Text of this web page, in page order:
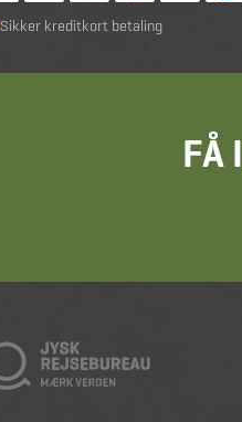
Sikker kreditkort betaling
FÅ